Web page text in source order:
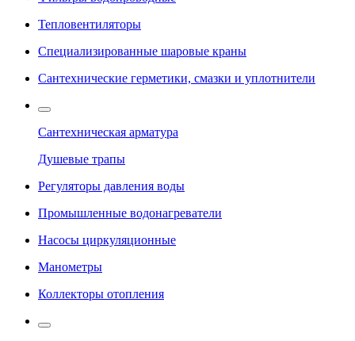
Тепловентиляторы
Специализированные шаровые краны
Сантехнические герметики, смазки и уплотнители
Сантехническая арматура
Душевые трапы
Регуляторы давления воды
Промышленные водонагреватели
Насосы циркуляционные
Манометры
Коллекторы отопления